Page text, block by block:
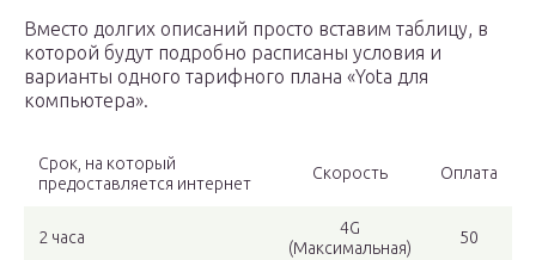
Вместо долгих описаний просто вставим таблицу, в
которой будут подробно расписаны условия и
варианты одного тарифного плана «Yota для
компьютера».
Срок, на который
предоставляется интернет
Скорость Оплата
2 часа
4G
(Максимальная)
50